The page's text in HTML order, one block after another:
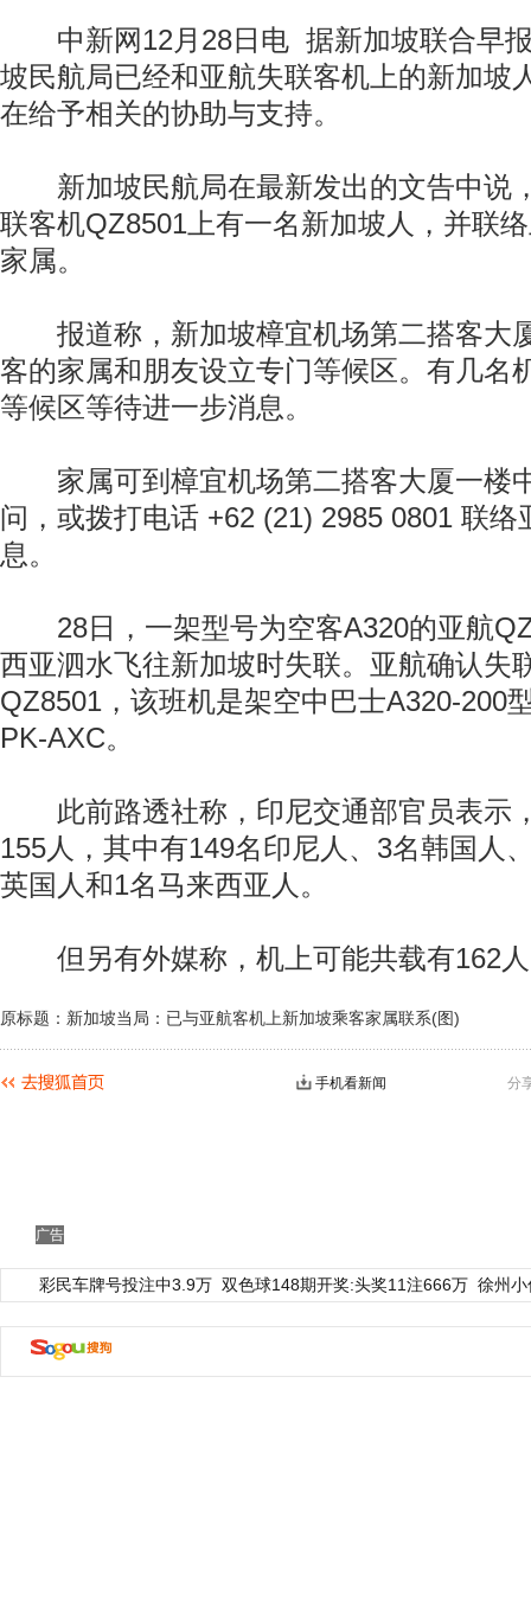
中新网12月28日电 据新加坡联合早报
坡民航局已经和亚航失联客机上的新加坡
在给予相关的协助与支持。
新加坡民航局在最新发出的文告中说
联客机QZ8501上有一名新加坡人，并联
家属。
报道称，新加坡樟宜机场第二搭客大
客的家属和朋友设立专门等候区。有几名
等候区等待进一步消息。
家属可到樟宜机场第二搭客大厦一楼
问，或拨打电话 +62 (21) 2985 0801 联络
息。
28日，一架型号为空客A320的亚航
西亚泗水飞往新加坡时失联。亚航确认失
QZ8501，该班机是架空中巴士A320-200
PK-AXC。
此前路透社称，印尼交通部官员表示
155人，其中有149名印尼人、3名韩国人
英国人和1名马来西亚人。
但另有外媒称，机上可能共载有162
原标题：新加坡当局：已与亚航客机上新加坡乘客家属联系(图)
分
手机看新闻
广告
彩民车牌号投注中3.9万 双色球148期开奖:头奖11注666万 徐州